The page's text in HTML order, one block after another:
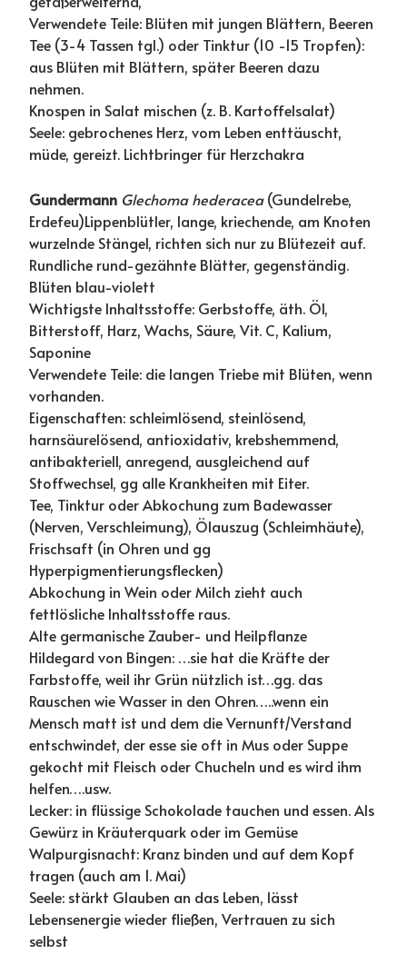
Verwendete Teile: Blüten mit jungen Blättern, Beeren
Tee (3-4 Tassen tgl.) oder Tinktur (10 -15 Tropfen):
aus Blüten mit Blättern, später Beeren dazu
nehmen.
Knospen in Salat mischen (z. B. Kartoffelsalat)
Seele: gebrochenes Herz, vom Leben enttäuscht,
müde, gereizt. Lichtbringer für Herzchakra
Gundermann Glechoma hederacea(Gundelrebe,
Erdefeu)Lippenblütler, lange, kriechende, am Knoten
wurzelnde Stängel, richten sich nur zu Blütezeit auf.
Rundliche rund-gezähnte Blätter, gegenständig.
Blüten blau-violett
Wichtigste Inhaltsstoffe: Gerbstoffe, äth. Öl,
Bitterstoff, Harz, Wachs, Säure, Vit. C, Kalium,
Saponine
Verwendete Teile: die langen Triebe mit Blüten, wenn
vorhanden.
Eigenschaften: schleimlösend, steinlösend,
harnsäurelösend, antioxidativ, krebshemmend,
antibakteriell, anregend, ausgleichend auf
Stoffwechsel, gg alle Krankheiten mit Eiter.
Tee, Tinktur oder Abkochung zum Badewasser
(Nerven, Verschleimung), Ölauszug (Schleimhäute),
Frischsaft (in Ohren und gg
Hyperpigmentierungsflecken)
Abkochung in Wein oder Milch zieht auch
fettlösliche Inhaltsstoffe raus.
Alte germanische Zauber- und Heilpflanze
Hildegard von Bingen: …sie hat die Kräfte der
Farbstoffe, weil ihr Grün nützlich ist…gg. das
Rauschen wie Wasser in den Ohren…..wenn ein
Mensch matt ist und dem die Vernunft/Verstand
entschwindet, der esse sie oft in Mus oder Suppe
gekocht mit Fleisch oder Chucheln und es wird ihm
helfen….usw.
Lecker: in flüssige Schokolade tauchen und essen. Als
Gewürz in Kräuterquark oder im Gemüse
Walpurgisnacht: Kranz binden und auf dem Kopf
tragen (auch am 1. Mai)
Seele: stärkt Glauben an das Leben, lässt
Lebensenergie wieder fließen, Vertrauen zu sich
selbst